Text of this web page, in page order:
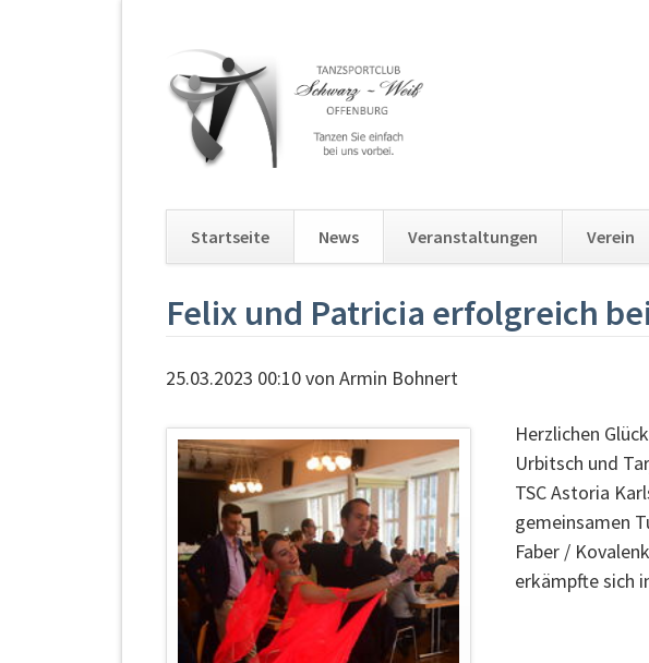
Startseite News Veranstaltungen Verein
überspringen
Felix und Patricia erfolgreich
25.03.2023 00:10von Armin Bohnert
Herzlichen
Urbitsch und
TSC Astoria
gemeinsamen
Faber /
erkämpfte sich